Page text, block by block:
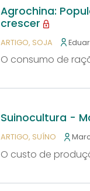
Agrochina:
crescer
ARTIGO SOJA
O consumo de
Suinocultura -
ARTIGO SUÍNO
O custo de